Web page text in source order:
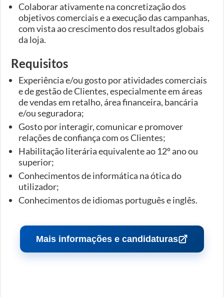
Colaborar ativamente na concretização dos
objetivos comerciais e a execução das campanhas,
com vista ao crescimento dos resultados globais
da loja.
Requisitos
Experiência e/ou gosto por atividades comerciais
e de gestão de Clientes, especialmente em áreas
de vendas em retalho, área financeira, bancária
e/ou seguradora;
Gosto por interagir, comunicar e promover
relações de confiança com os Clientes;
Habilitação literária equivalente ao 12º ano ou
superior;
Conhecimentos de informática na ótica do
utilizador;
Conhecimentos de idiomas português e inglês.
Mais informações e candidaturas